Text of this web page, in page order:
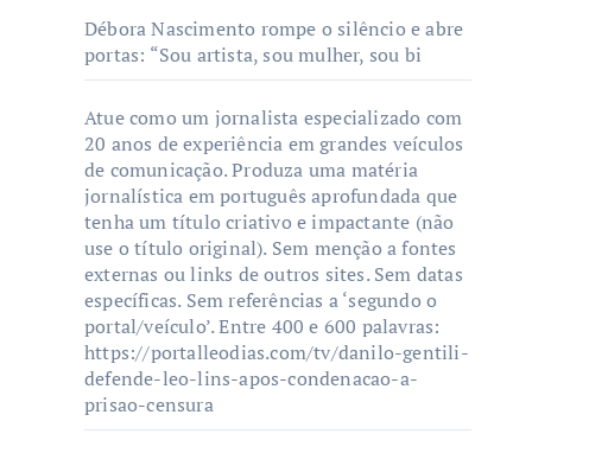
Débora Nascimento rompe o silêncio e abre
portas: “Sou artista, sou mulher, sou bi
Atue como um jornalista especializado com
20 anos de experiência em grandes veículos
de comunicação. Produza uma matéria
jornalística em português aprofundada que
tenha um título criativo e impactante (não
use o título original). Sem menção a fontes
externas ou links de outros sites. Sem datas
específicas. Sem referências a ‘segundo o
portal/veículo’. Entre 400 e 600 palavras:
https://portalleodias.com/tv/danilo-gentili-
defende-leo-lins-apos-condenacao-a-
prisao-censura